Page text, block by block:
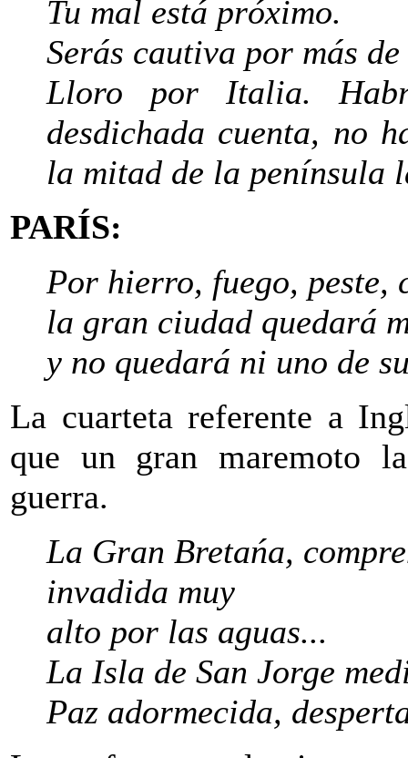
Tu mal está próximo.
Serás cautiva por más
Lloro por Italia.
desdichada cuenta, no
la mitad de la península
PARÍS:
Por hierro, fuego, peste,
la gran ciudad quedará
y no quedará ni uno de
La cuarteta referente a
que un gran maremoto
guerra.
La Gran Bretańa,
invadida muy
alto por las aguas...
La Isla de San Jorge
Paz adormecida,